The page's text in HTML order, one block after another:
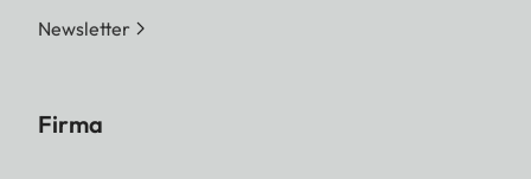
Newsletter
Firma